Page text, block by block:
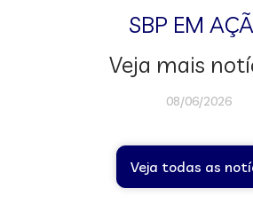
SBP EM
Veja mais
08/06/2026
Veja todas as